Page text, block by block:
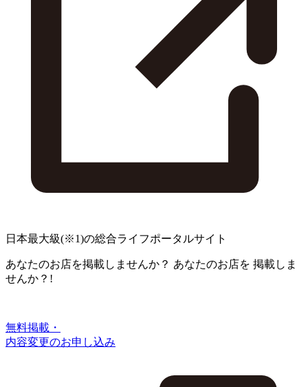
日本最大級(※1)の総合ライフポータルサイト
あなたのお店を掲載しませんか？ あなたのお店を 掲載しま
せんか？!
無料掲載・
内容変更のお申し込み